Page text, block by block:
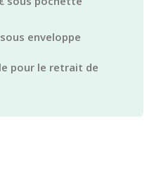
enveloppe
pour le retrait de